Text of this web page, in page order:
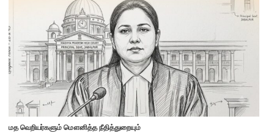
மத வெறியர்களும் மௌனித்த நீதித்துறையும்